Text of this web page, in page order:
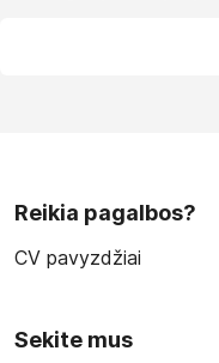
Reikia pagalbos?
CV pavyzdžiai
Sekite mus